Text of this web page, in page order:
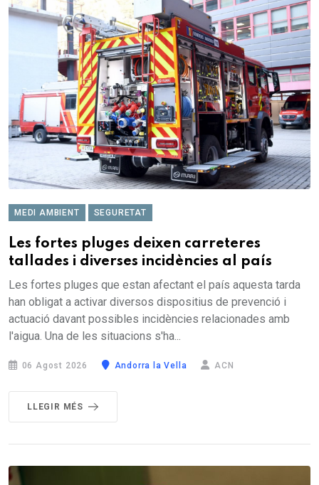
MEDI AMBIENT SEGURETAT
Les fortes pluges deixen carreteres
tallades i diverses incidències al país
Les fortes pluges que estan afectant el país aquesta tarda
han obligat a activar diversos dispositius de prevenció i
actuació davant possibles incidències relacionades amb
l'aigua. Una de les situacions s'ha...
06 Agost 2026 Andorra la Vella ACN
LLEGIR MÉS